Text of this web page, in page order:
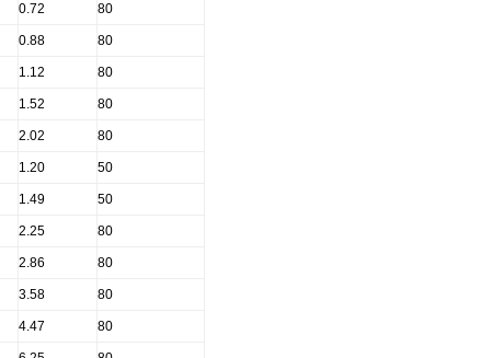
0.72 80
0.88 80
1.12 80
1.52 80
2.02 80
1.20 50
1.49 50
2.25 80
2.86 80
3.58 80
4.47 80